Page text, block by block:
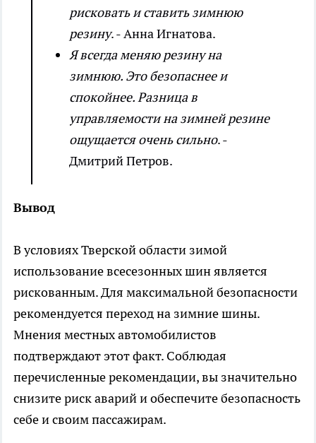
рисковать и ставить зимнюю
резину. - Анна Игнатова.
Я всегда меняю резину на
зимнюю. Это безопаснее и
спокойнее. Разница в
управляемости на зимней резине
ощущается очень сильно. -
Дмитрий Петров.
Вывод
В условиях Тверской области зимой
использование всесезонных шин является
рискованным. Для максимальной безопасности
рекомендуется переход на зимние шины.
Мнения местных автомобилистов
подтверждают этот факт. Соблюдая
перечисленные рекомендации, вы значительно
снизите риск аварий и обеспечите безопасность
себе и своим пассажирам.